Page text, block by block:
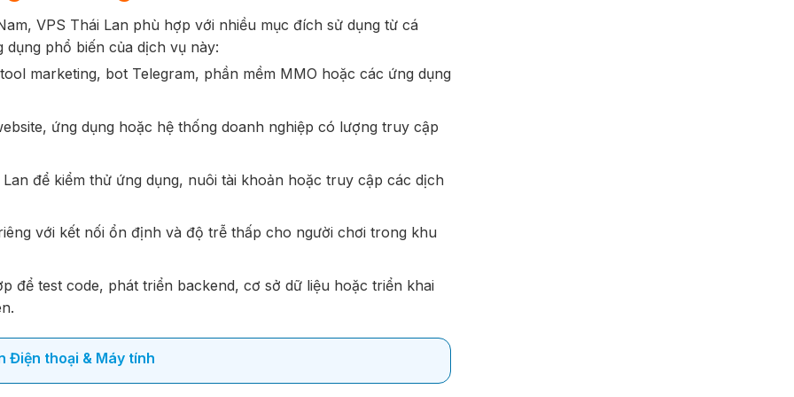
VPS Thái Lan phù hợp với nhiều mục đích sử dụng từ cá
phổ biến của dịch vụ này:
marketing, bot Telegram, phần mềm MMO hoặc các ứng dụng
ứng dụng hoặc hệ thống doanh nghiệp có lượng truy cập
để kiểm thử ứng dụng, nuôi tài khoản hoặc truy cập các dịch
với kết nối ổn định và độ trễ thấp cho người chơi trong khu
để test code, phát triển backend, cơ sở dữ liệu hoặc triển khai
Điện thoại & Máy tính